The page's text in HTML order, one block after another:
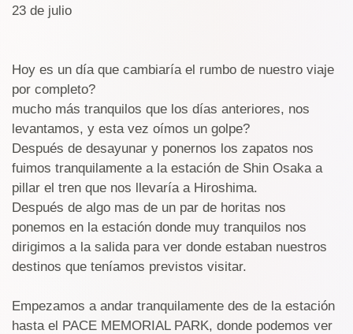
23 de julio
Hoy es un día que cambiaría el rumbo de nuestro viaje
por completo?
mucho más tranquilos que los días anteriores, nos
levantamos, y esta vez oímos un golpe?
Después de desayunar y ponernos los zapatos nos
fuimos tranquilamente a la estación de Shin Osaka a
pillar el tren que nos llevaría a Hiroshima.
Después de algo mas de un par de horitas nos
ponemos en la estación donde muy tranquilos nos
dirigimos a la salida para ver donde estaban nuestros
destinos que teníamos previstos visitar.
Empezamos a andar tranquilamente des de la estación
hasta el PACE MEMORIAL PARK, donde podemos ver